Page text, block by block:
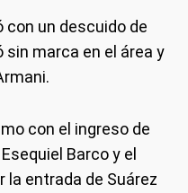
con un descuido de
sin marca en el área y
con el ingreso de
Barco y el
la entrada de Suárez